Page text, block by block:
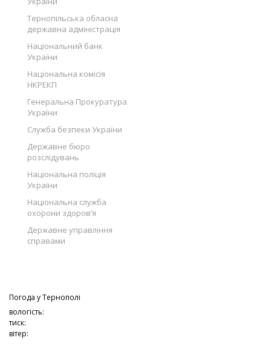
Тернопільська обласна
державна адміністрація
Національний банк
України
Національна комісія
НКРЕКП
Генеральна Прокуратура
України
Служба безпеки України
Державне бюро
розслідувань
Національна поліція
України
Національна служба
охорони здоров’я
Державне управління
справами
Погода уТернополі
вологість:
тиск:
вітер: